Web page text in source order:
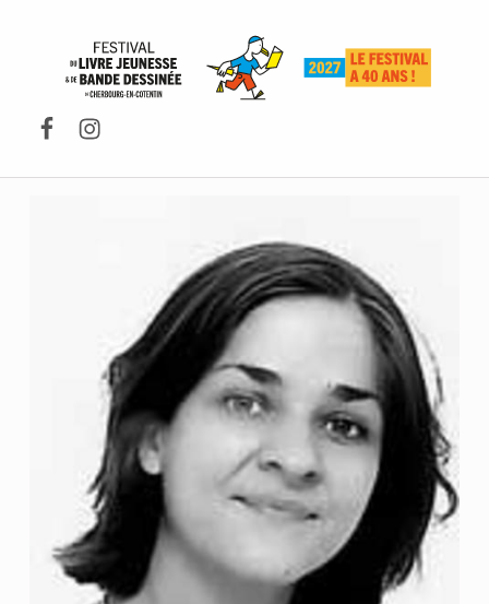
Facebook
Instagram